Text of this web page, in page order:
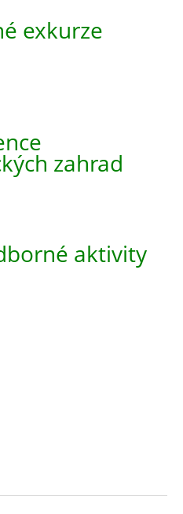
exkurze
zahrad
aktivity